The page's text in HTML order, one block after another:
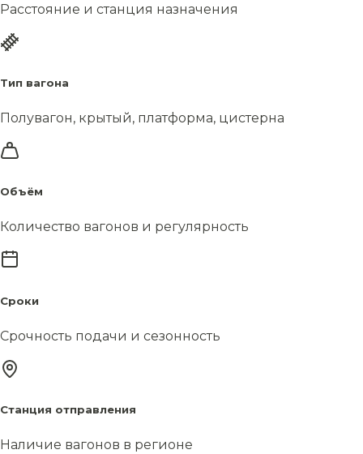
Расстояние и станция назначения
Тип вагона
Полувагон, крытый, платформа, цистерна
Объём
Количество вагонов и регулярность
Сроки
Срочность подачи и сезонность
Станция отправления
Наличие вагонов в регионе